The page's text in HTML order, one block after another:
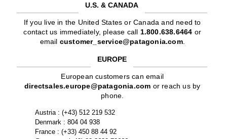
U.S. & CANADA
If you live in the United States or Canada and need to
contact us immediately, please call 1.800.638.6464 or
email customer_service@patagonia.com.
EUROPE
European customers can email
directsales.europe@patagonia.com or reach us by
phone.
Austria : (+43) 512 219 532
Denmark : 804 04 938
France : (+33) 450 88 44 92